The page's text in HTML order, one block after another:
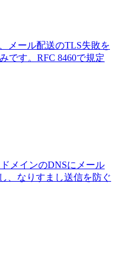
メール配送のTLS失敗を
です。RFC 8460で規定
ドメインのDNSにメール
、なりすまし送信を防ぐ